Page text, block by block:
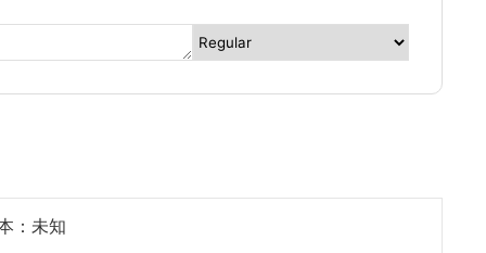
：未知